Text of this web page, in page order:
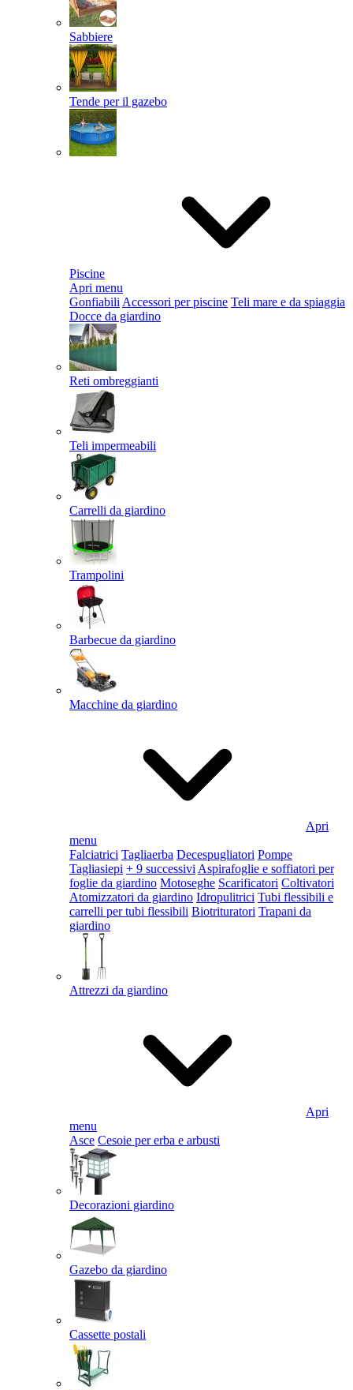
Sabbiere
Tende per il gazebo
Piscine
Apri menu
Gonfiabili Accessori per piscine Teli mare e da spiaggia
Docce da giardino
Reti ombreggianti
Teli impermeabili
Carrelli da giardino
Trampolini
Barbecue da giardino
Macchine da giardino
Apri
menu
Falciatrici Tagliaerba Decespugliatori Pompe
Tagliasiepi + 9 successivi Aspirafoglie e soffiatori per
foglie da giardino Motoseghe Scarificatori Coltivatori
Atomizzatori da giardino Idropulitrici Tubi flessibili e
carrelli per tubi flessibili Biotrituratori Trapani da
giardino
Attrezzi da giardino
Apri
menu
Asce Cesoie per erba e arbusti
Decorazioni giardino
Gazebo da giardino
Cassette postali